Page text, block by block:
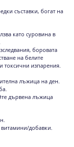
съставки, богат на
като суровина в
боровата
на белите
токсични изпарения.
лъжица на ден.
дървена лъжица
добавки.